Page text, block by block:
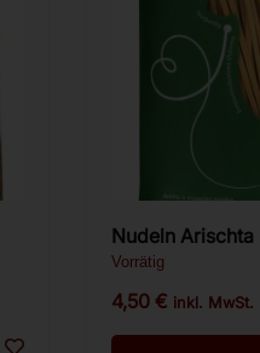
Vorrätig
4,50 € inkl. MwSt.